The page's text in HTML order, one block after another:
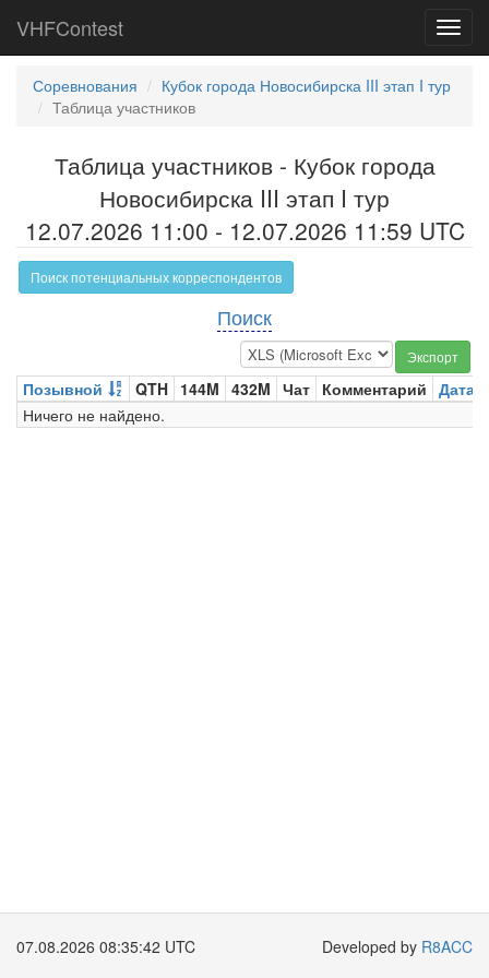
VHFContest
Соревнования
Кубок города Новосибирска III этап I тур
Таблица участников
Таблица участников - Кубок города
Новосибирска III этап I тур
12.07.2026 11:00 - 12.07.2026 11:59 UTC
Поиск потенциальных корреспондентов
Поиск
Экспорт
Позывной QTH 144M 432M Чат Комментарий Дата
Ничего не найдено.
07.08.2026 08:35:42 UTC Developed by R8ACC